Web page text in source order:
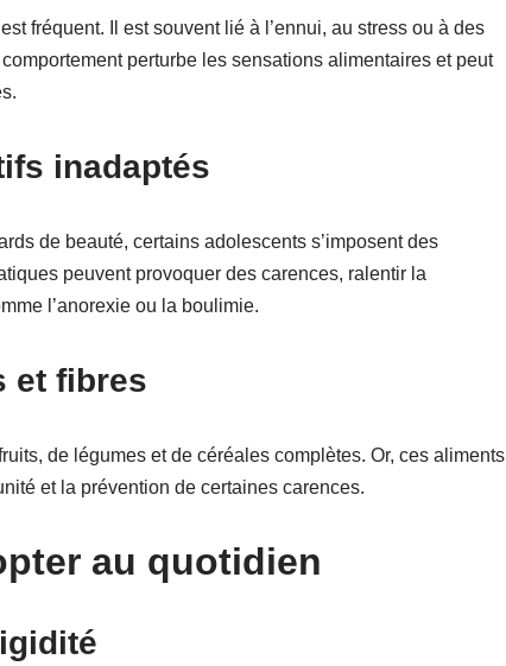
fréquent. Il est souvent lié à l’ennui, au stress ou à des
perturbe les sensations alimentaires et peut
inadaptés
de beauté, certains adolescents s’imposent des
peuvent provoquer des carences, ralentir la
l’anorexie ou la boulimie.
et fibres
de légumes et de céréales complètes. Or, ces aliments
et la prévention de certaines carences.
au quotidien